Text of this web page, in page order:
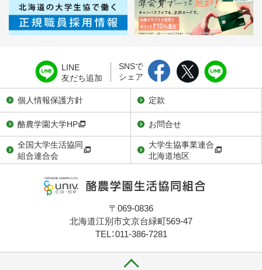
LINE
友だち追加
SNSで
シェア
個人情報保護方針
定款
酪農学園大学HP
お問合せ
全国大学生活協同
組合連合会
大学生協事業連合
北海道地区
〒069-0836
北海道江別市文京台緑町569-47
TEL：011-386-7281